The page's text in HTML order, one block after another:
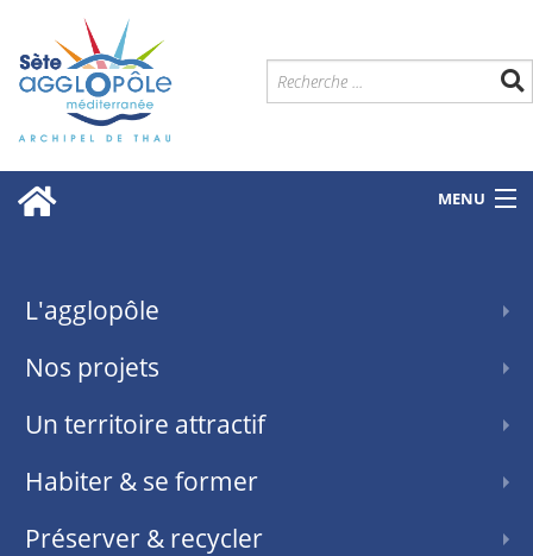
MENU
L'agglopôle
Nos projets
Un territoire attractif
Habiter & se former
Préserver & recycler